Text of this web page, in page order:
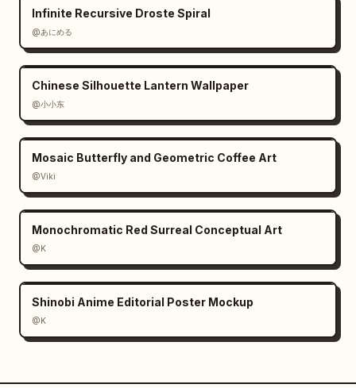
Infinite Recursive Droste Spiral
@あにめる
Chinese Silhouette Lantern Wallpaper
@小小东
Mosaic Butterfly and Geometric Coffee Art
@Viki
Monochromatic Red Surreal Conceptual Art
@K
Shinobi Anime Editorial Poster Mockup
@K